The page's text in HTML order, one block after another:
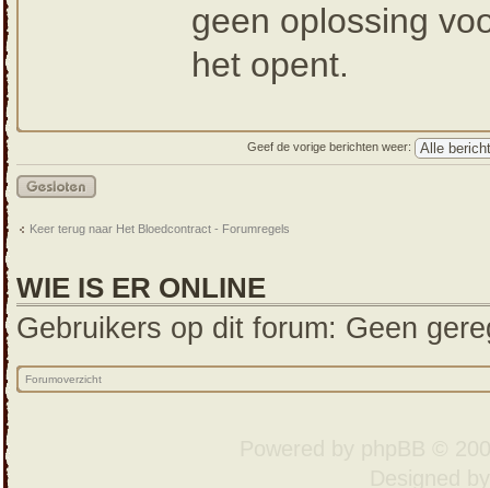
geen oplossing
het opent.
Geef de vorige berichten weer:
Gesloten
onderwerp
Keer terug naar Het Bloedcontract - Forumregels
WIE IS ER ONLINE
Gebruikers op dit forum: Geen
Forumoverzicht